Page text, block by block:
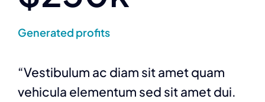
Generated profits
“Vestibulum ac diam sit amet quam
vehicula elementum sed sit amet dui.